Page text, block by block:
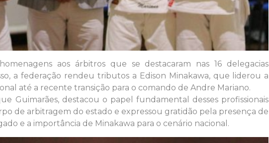
aos árbitros que se destacaram nas 16 delegacias
a federação rendeu tributos a Edison Minakawa, que liderou a
até a recente transição para o comando de Andre Mariano.
Guimarães, destacou o papel fundamental desses profissionais
de arbitragem do estado e expressou gratidão pela presença de
e a importância de Minakawa para o cenário nacional.